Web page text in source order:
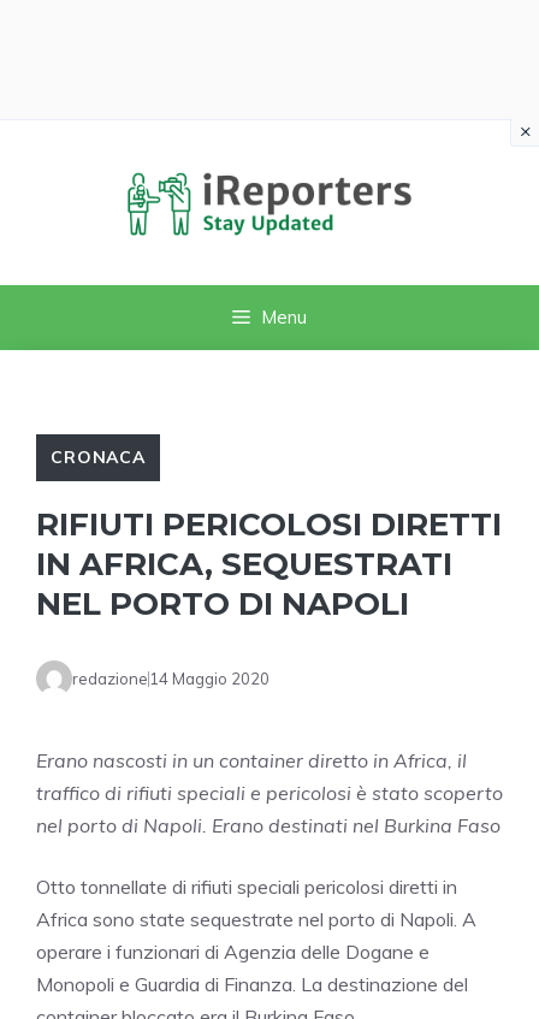
Menu
CRONACA
RIFIUTI PERICOLOSI DIRETTI
IN AFRICA, SEQUESTRATI
NEL PORTO DI NAPOLI
redazione 14 Maggio 2020
Erano nascosti in un container diretto in Africa, il
traffico di rifiuti speciali e pericolosi è stato scoperto
nel porto di Napoli. Erano destinati nel Burkina Faso
Otto tonnellate di rifiuti speciali pericolosi diretti in
Africa sono state sequestrate nel porto di Napoli. A
operare i funzionari di Agenzia delle Dogane e
Monopoli e Guardia di Finanza. La destinazione del
×